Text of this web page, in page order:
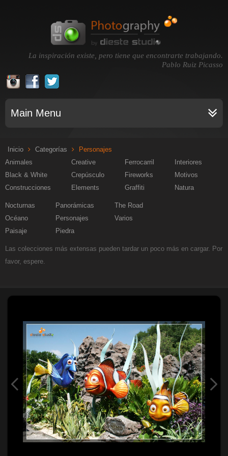
La inspiración existe, pero tiene que encontrarte trabajando.
Pablo Ruiz Picasso
Main Menu
Inicio Categorías
Personajes
Animales
Black & White
Construcciones
Creative
Crepúsculo
Elements
Ferrocarril
Fireworks
Graffiti
Interiores
Motivos
Natura
Nocturnas
Océano
Paisaje
Panorámicas
Personajes
Piedra
The Road
Varios
Las colecciones más extensas pueden tardar un poco más en cargar. Por
favor, espere.